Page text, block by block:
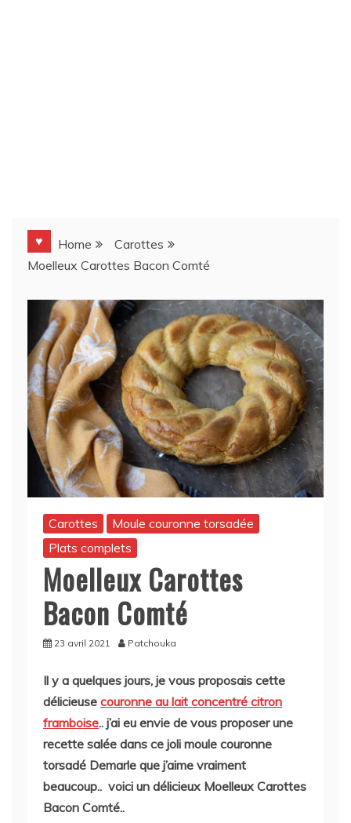
♥ Home
Carottes
Moelleux Carottes Bacon Comté
Carottes
Moule couronne torsadée
Plats complets
Moelleux Carottes
Bacon Comté
23 avril 2021 Patchouka
Il y a quelques jours, je vous proposais cette
délicieuse couronne au lait concentré citron
framboise.. j’ai eu envie de vous proposer une
recette salée dans ce joli moule couronne
torsadé Demarle que j’aime vraiment
beaucoup.. voici un délicieux Moelleux Carottes
Bacon Comté..